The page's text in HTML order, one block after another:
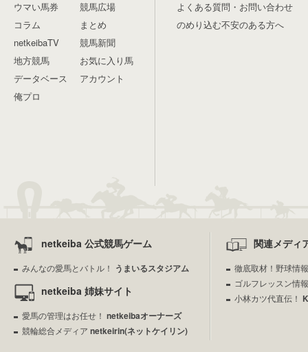
ウマい馬券
コラム
netkeibaTV
地方競馬
データベース
俺プロ
競馬広場
まとめ
競馬新聞
お気に入り馬
アカウント
よくある質問・お問い合わせ
のめり込む不安のある方へ
netkeiba 公式競馬ゲーム
みんなの愛馬とバトル！ うまいるスタジアム
netkeiba 姉妹サイト
愛馬の管理はお任せ！ netkeibaオーナーズ
競輪総合メディア netkeirin(ネットケイリン)
関連メディ
徹底取材！野球情
ゴルフレッスン情
小林カツ代直伝！